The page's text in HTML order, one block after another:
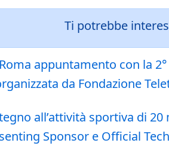
Ti potrebbe
appuntamento con la
da Fondazione
all’attività sportiva di
Sponsor e Official